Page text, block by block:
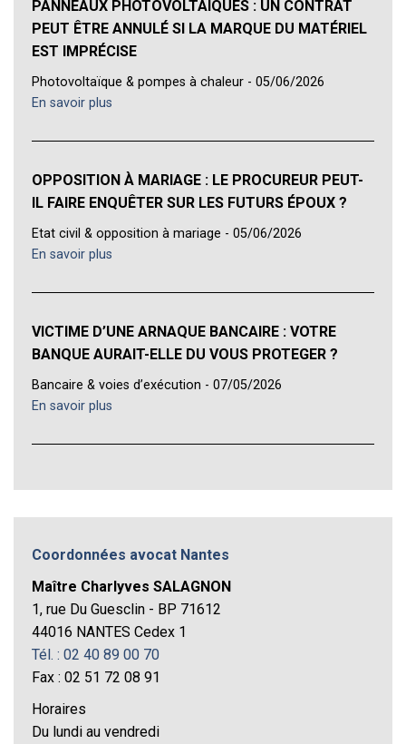
PANNEAUX PHOTOVOLTAÏQUES : UN CONTRAT
PEUT ÊTRE ANNULÉ SI LA MARQUE DU MATÉRIEL
EST IMPRÉCISE
Photovoltaïque & pompes à chaleur - 05/06/2026
En savoir plus
OPPOSITION À MARIAGE : LE PROCUREUR PEUT-
IL FAIRE ENQUÊTER SUR LES FUTURS ÉPOUX ?
Etat civil & opposition à mariage - 05/06/2026
En savoir plus
VICTIME D’UNE ARNAQUE BANCAIRE : VOTRE
BANQUE AURAIT-ELLE DU VOUS PROTEGER ?
Bancaire & voies d’exécution - 07/05/2026
En savoir plus
Coordonnées avocat Nantes
Maître Charlyves SALAGNON
1, rue Du Guesclin - BP 71612
44016 NANTES Cedex 1
Tél. : 02 40 89 00 70
Fax : 02 51 72 08 91
Horaires
Du lundi au vendredi